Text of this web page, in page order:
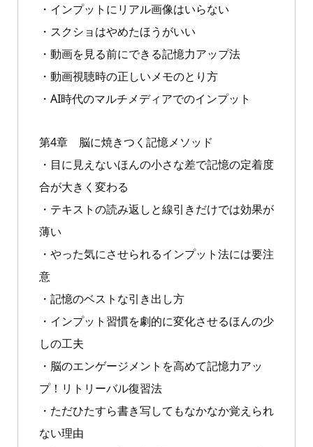
・インプットにリアル画像はいらない
・スクショはやめたほうがいい
・動画を見る前にできる記憶力アップ法
・動画視聴時の正しいメモのとり方
・AI時代のマルチメディアでのインプット
第4章 脳に焼きつく記憶メソッド
・目に見えないほんの小さな差で記憶の定着度
合が大きく変わる
・テキストの読み返しと線引きだけでは効果が
薄い
・やった気にさせられるインプット法には要注
意
・記憶のベストな引き出し方
・インプット習慣を劇的に変化させるほんの少
しの工夫
・脳のエンゲージメントを高めて記憶力アッ
プ！リトリーバル復習法
・ただひたすら書き写してもなかなか覚えられ
ない理由